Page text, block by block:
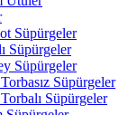
Süpürgeler
Süpürgeler
Süpürgeler
Süpürgeler
Süpürgeler